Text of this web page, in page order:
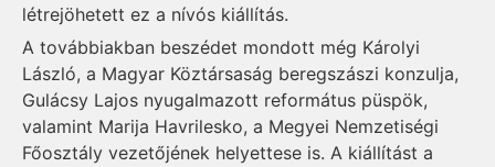
létrejöhetett ez a nívós kiállítás.
A továbbiakban beszédet mondott még Károlyi
László, a Magyar Köztársaság beregszászi konzulja,
Gulácsy Lajos nyugalmazott református püspök,
valamint Marija Havrilesko, a Megyei Nemzetiségi
Főosztály vezetőjének helyettese is. A kiállítást a